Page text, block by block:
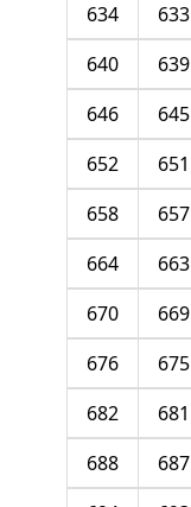
633
634
639
640
645
646
651
652
657
658
663
664
669
670
675
676
681
682
687
688